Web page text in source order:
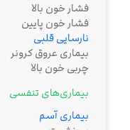
فشار خون بالا
فشار خون پایین
نارسایی قلبی
بیماری عروق کرونر
چربی خون بالا
بیماری‌های تنفسی
بیماری آسم